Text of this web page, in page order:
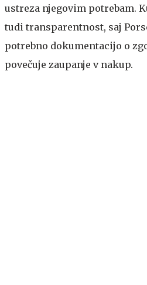
ustreza njegovim potrebam.
tudi transparentnost, saj
potrebno dokumentacijo o
povečuje zaupanje v nakup.